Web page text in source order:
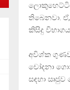
තිබෙනවා.
කිසිදු
අවිශ්ක
චෝදනා
සඳහා ඍජුව